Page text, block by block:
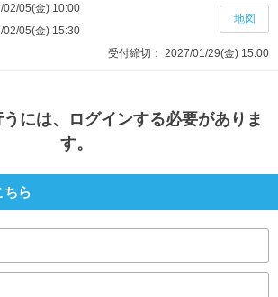
02/05(金) 10:00
02/05(金) 15:30
受付締切： 2027/01/29(金) 15:00
地図
うには、ログインする必要がありま
す。
ちら